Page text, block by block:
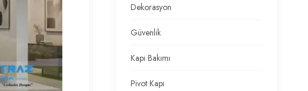
Dekorasyon
Güvenlik
Kapı Bakımı
Pivot Kapı